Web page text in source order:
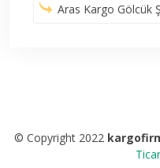
Aras Kargo Gölcük
© Copyright 2022